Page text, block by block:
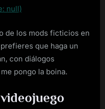
null)
de los mods ficticios en
que haga un
con diálogos
pongo la boina.